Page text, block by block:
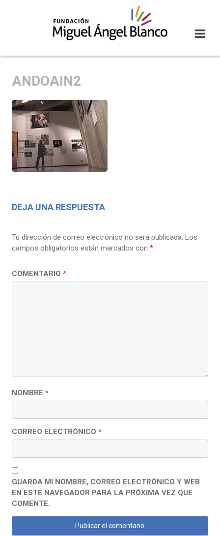
ANDOAIN2
DEJA UNA RESPUESTA
Tu dirección de correo electrónico no será publicada. Los
campos obligatorios están marcados con *
COMENTARIO *
NOMBRE *
CORREO ELECTRÓNICO *
GUARDA MI NOMBRE, CORREO ELECTRÓNICO Y WEB
EN ESTE NAVEGADOR PARA LA PRÓXIMA VEZ QUE
COMENTE.